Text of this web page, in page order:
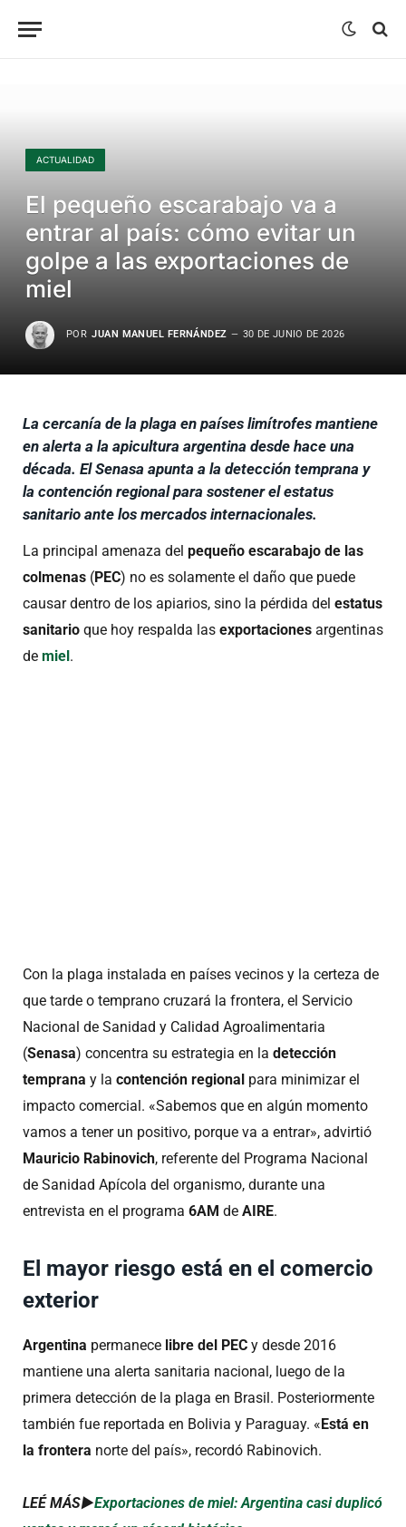
ACTUALIDAD
El pequeño escarabajo va a
entrar al país: cómo evitar un
golpe a las exportaciones de
miel
POR JUAN MANUEL FERNÁNDEZ 30 DE JUNIO DE 2026
La cercanía de la plaga en países limítrofes mantiene
en alerta a la apicultura argentina desde hace una
década. El Senasa apunta a la detección temprana y
la contención regional para sostener el estatus
sanitario ante los mercados internacionales.
La principal amenaza del pequeño escarabajo de las
colmenas (PEC) no es solamente el daño que puede
causar dentro de los apiarios, sino la pérdida del estatus
sanitario que hoy respalda las exportaciones argentinas
de miel.
Con la plaga instalada en países vecinos y la certeza de
que tarde o temprano cruzará la frontera, el Servicio
Nacional de Sanidad y Calidad Agroalimentaria
(Senasa) concentra su estrategia en la detección
temprana y la contención regional para minimizar el
impacto comercial. «Sabemos que en algún momento
vamos a tener un positivo, porque va a entrar», advirtió
Mauricio Rabinovich, referente del Programa Nacional
de Sanidad Apícola del organismo, durante una
entrevista en el programa 6AM de AIRE.
El mayor riesgo está en el comercio
exterior
Argentina permanece libre del PEC y desde 2016
mantiene una alerta sanitaria nacional, luego de la
primera detección de la plaga en Brasil. Posteriormente
también fue reportada en Bolivia y Paraguay. « Está en
la frontera norte del país», recordó Rabinovich.
LEÉ MÁS►Exportaciones de miel: Argentina casi duplicó